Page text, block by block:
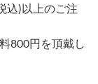
込)以上のご注
800円を頂戴し